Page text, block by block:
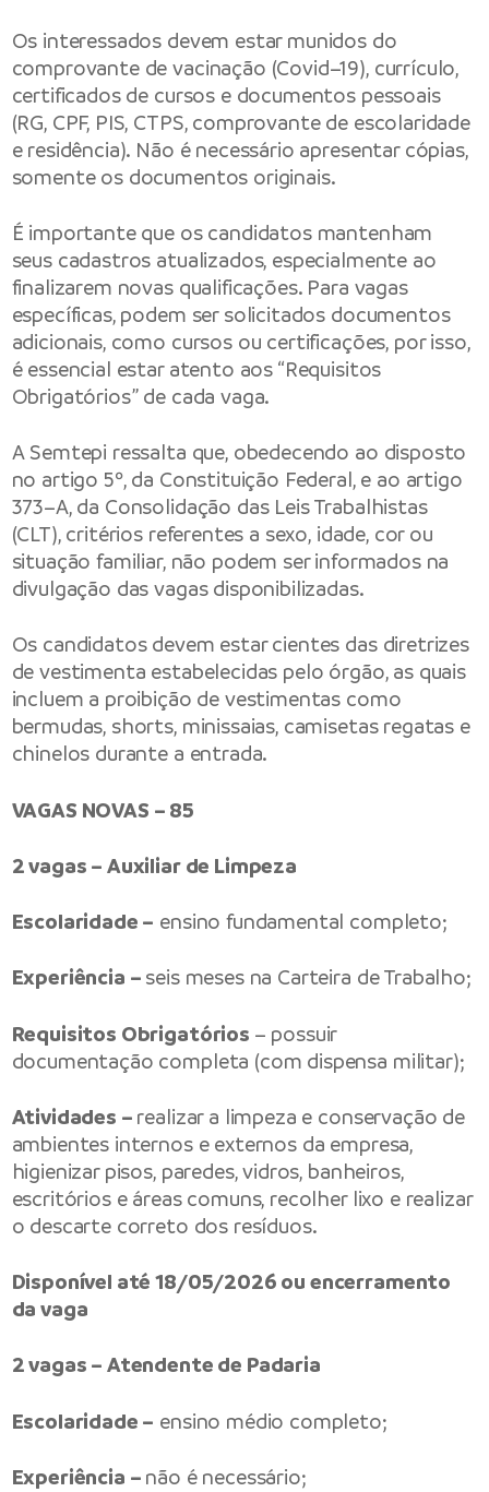
Os interessados devem estar munidos do
comprovante de vacinação (Covid–19), currículo,
certificados de cursos e documentos pessoais
(RG, CPF, PIS, CTPS, comprovante de escolaridade
e residência). Não é necessário apresentar cópias,
somente os documentos originais.
É importante que os candidatos mantenham
seus cadastros atualizados, especialmente ao
finalizarem novas qualificações. Para vagas
específicas, podem ser solicitados documentos
adicionais, como cursos ou certificações, por isso,
é essencial estar atento aos “Requisitos
Obrigatórios” de cada vaga.
A Semtepi ressalta que, obedecendo ao disposto
no artigo 5º, da Constituição Federal, e ao artigo
373–A, da Consolidação das Leis Trabalhistas
(CLT), critérios referentes a sexo, idade, cor ou
situação familiar, não podem ser informados na
divulgação das vagas disponibilizadas.
Os candidatos devem estar cientes das diretrizes
de vestimenta estabelecidas pelo órgão, as quais
incluem a proibição de vestimentas como
bermudas, shorts, minissaias, camisetas regatas e
chinelos durante a entrada.
VAGAS NOVAS – 85
2 vagas – Auxiliar de Limpeza
Escolaridade – ensino fundamental completo;
Experiência – seis meses na Carteira de Trabalho;
Requisitos Obrigatórios – possuir
documentação completa (com dispensa militar);
Atividades – realizar a limpeza e conservação de
ambientes internos e externos da empresa,
higienizar pisos, paredes, vidros, banheiros,
escritórios e áreas comuns, recolher lixo e realizar
o descarte correto dos resíduos.
Disponível até 18/05/2026 ou encerramento
da vaga
2 vagas – Atendente de Padaria
Escolaridade – ensino médio completo;
Experiência – não é necessário;